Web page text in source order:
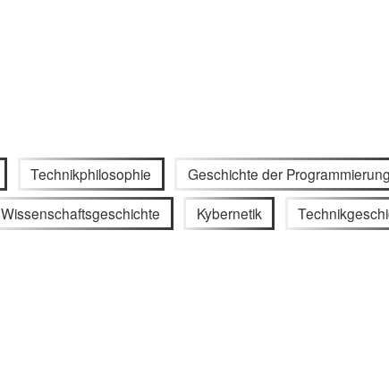
Technikphilosophie Geschichte der Programmierung
Wissenschaftsgeschichte Kybernetik